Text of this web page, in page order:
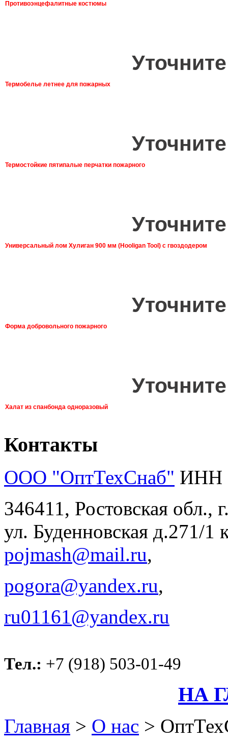
Противоэнцефалитные костюмы
Термобелье летнее для пожарных
Термостойкие пятипалые перчатки пожарного
Универсальный лом Хулиган 900 мм (Hooligan Tool) с гвоздодером
Форма добровольного пожарного
Халат из спанбонда одноразовый
Контакты
ООО "ОптТехСнаб" ИНН
346411, Ростовская обл.,
ул. Буденновская д.271/1
pojmash@mail.ru,
pogora@yandex.ru,
ru01161@yandex.ru
Тел.: +7 (918) 503-01-49
НА
Главная > О нас >